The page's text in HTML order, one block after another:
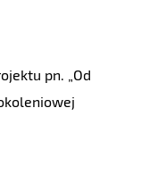
pn. „Od